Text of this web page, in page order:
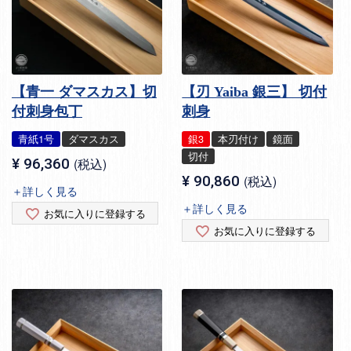
【青一 ダマスカス】切
付刺身包丁
青紙1号 ダマスカス
¥ 96,360 税込
＋詳しく見る
お気に入りに登録する
【刃 Yaiba 銀三】 切付
刺身
銀3 本刃付け
鏡面
切付
¥ 90,860 税込
＋詳しく見る
お気に入りに登録する